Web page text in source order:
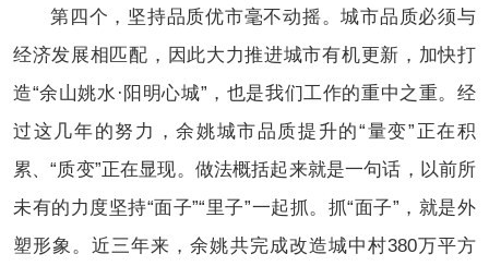
第四个，坚持品质优市毫不动摇。城市品质必须与
经济发展相匹配，因此大力推进城市有机更新，加快打
造“余山姚水·阳明心城”，也是我们工作的重中之重。经
过这几年的努力，余姚城市品质提升的“量变”正在积
累、“质变”正在显现。做法概括起来就是一句话，以前所
未有的力度坚持“面子”“里子”一起抓。抓“面子”，就是外
塑形象。近三年来，余姚共完成改造城中村380万平方